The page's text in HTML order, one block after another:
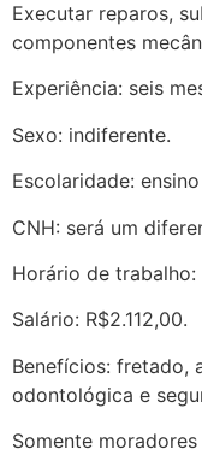
Executar reparos,
componentes
Experiência: seis
Sexo: indiferente.
Escolaridade:
CNH: será um
Horário de
Salário: R$2.112,00.
Benefícios: fretado,
odontológica e
Somente